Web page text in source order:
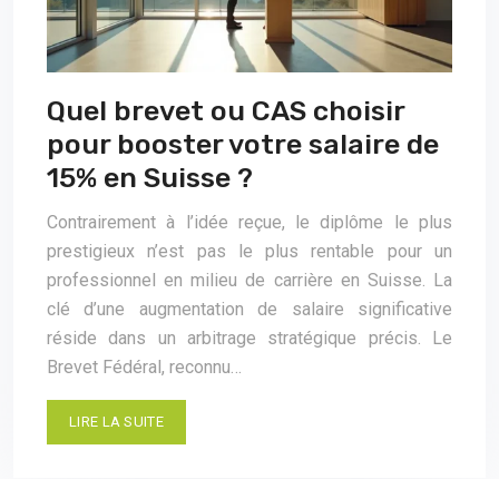
Quel brevet ou CAS choisir
pour booster votre salaire de
15% en Suisse ?
Contrairement à l’idée reçue, le diplôme le plus
prestigieux n’est pas le plus rentable pour un
professionnel en milieu de carrière en Suisse. La
clé d’une augmentation de salaire significative
réside dans un arbitrage stratégique précis. Le
Brevet Fédéral, reconnu…
LIRE LA SUITE